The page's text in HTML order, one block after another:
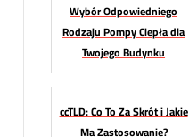
Wybór Odpowiedniego
Rodzaju Pompy Ciepła dla
Twojego Budynku
ccTLD: Co To Za Skrót i Jakie
Ma Zastosowanie?